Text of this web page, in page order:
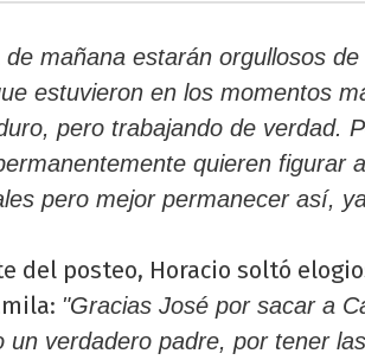
de mañana estarán orgullosos
estuvieron en los momentos
pero trabajando de verdad.
quieren figurar
pero mejor permanecer así,
del posteo, Horacio soltó
"Gracias José por sacar a
un verdadero padre, por tener